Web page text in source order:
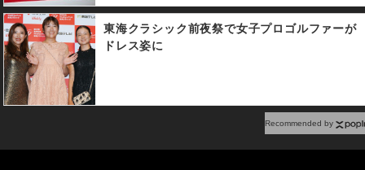
東海クラシック前夜祭で女子プロゴルファーが
ドレス姿に
Recommended by